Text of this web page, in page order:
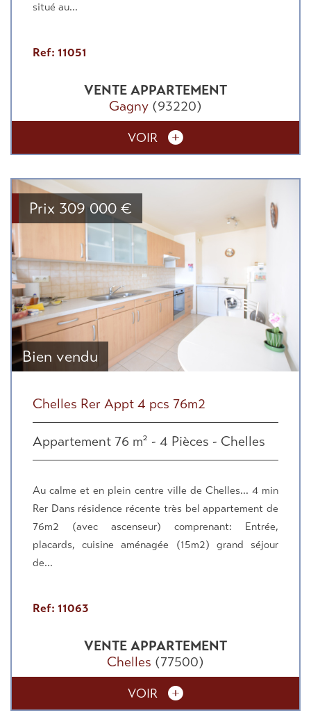
situé au...
Ref: 11051
VENTE APPARTEMENT
Gagny (93220)
VOIR
Bien vendu
Prix 309 000 €
Chelles Rer Appt 4 pcs 76m2
Appartement 76 m² - 4 Pièces - Chelles
Au calme et en plein centre ville de Chelles... 4 min
Rer Dans résidence récente très bel appartement de
76m2 (avec ascenseur) comprenant: Entrée,
placards, cuisine aménagée (15m2) grand séjour
de...
Ref: 11063
VENTE APPARTEMENT
Chelles (77500)
VOIR